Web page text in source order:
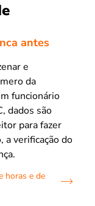
antes
e
da
funcionário
dados são
para fazer
a verificação do
horas e de